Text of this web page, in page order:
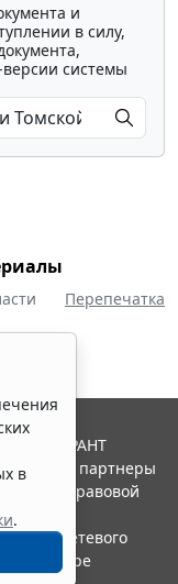
и
в силу,
системы
Перепечатка
в
.
ГАРАНТ
и ее партнеры
правовой
сетевого
в сфере